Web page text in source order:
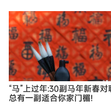
“马”上过年:30副马年新春对
总有一副适合你家门楣!